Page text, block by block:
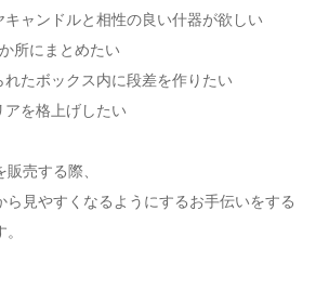
ャンドルと相性の良い什器が欲しい
所にまとめたい
たボックス内に段差を作りたい
を格上げしたい
売する際、
ら見やすくなるようにするお手伝いをする